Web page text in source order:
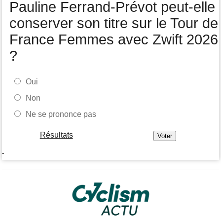
Pauline Ferrand-Prévot peut-elle
conserver son titre sur le Tour de
France Femmes avec Zwift 2026
?
Oui
Non
Ne se prononce pas
Résultats
-